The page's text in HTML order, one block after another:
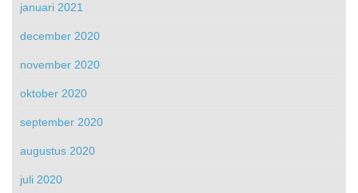
januari 2021
december 2020
november 2020
oktober 2020
september 2020
augustus 2020
juli 2020